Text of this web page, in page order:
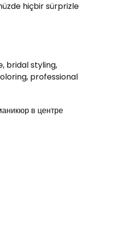
hiçbir sürprizle
bridal styling,
professional
в центре